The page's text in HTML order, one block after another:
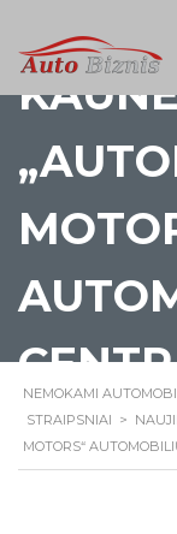
NEMOKAMI
STRAIPSNIAI >
MOTORS“